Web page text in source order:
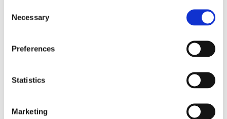
Selection
Necessary
Preferences
Statistics
Marketing